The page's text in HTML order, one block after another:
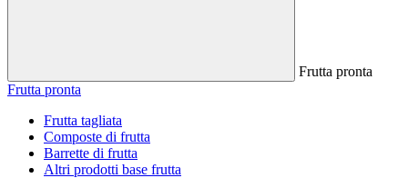
Frutta pronta
Frutta pronta
Frutta tagliata
Composte di frutta
Barrette di frutta
Altri prodotti base frutta